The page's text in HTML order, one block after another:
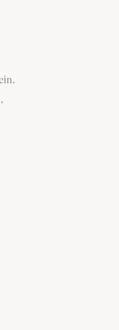
Fleck.
Zipperlein
– jahrein.
die Viren,
und Weh!